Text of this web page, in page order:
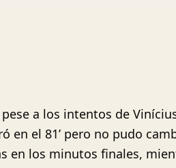
a los intentos de Vinícius
en el 81’ pero no pudo
en los minutos finales,